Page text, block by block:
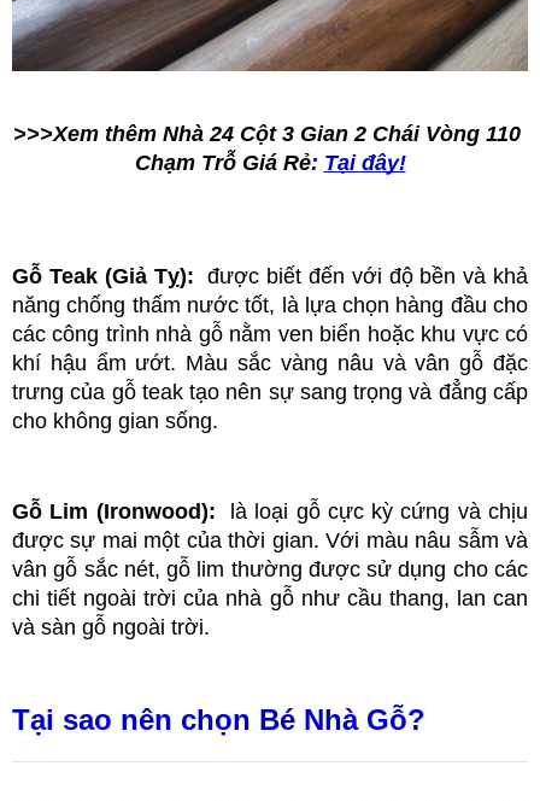
>>>Xem thêm Nhà 24 Cột 3 Gian 2 Chái Vòng 110
Chạm Trỗ Giá Rẻ: Tại đây!
Gỗ Teak (Giả Tỵ): được biết đến với độ bền và khả
năng chống thấm nước tốt, là lựa chọn hàng đầu cho
các công trình nhà gỗ nằm ven biển hoặc khu vực có
khí hậu ẩm ướt. Màu sắc vàng nâu và vân gỗ đặc
trưng của gỗ teak tạo nên sự sang trọng và đẳng cấp
cho không gian sống.
Gỗ Lim (Ironwood):
là loại gỗ cực kỳ cứng và chịu
được sự mai một của thời gian. Với màu nâu sẫm và
vân gỗ sắc nét, gỗ lim thường được sử dụng cho các
chi tiết ngoài trời của nhà gỗ như cầu thang, lan can
và sàn gỗ ngoài trời.
Tại sao nên chọn Bé Nhà Gỗ?